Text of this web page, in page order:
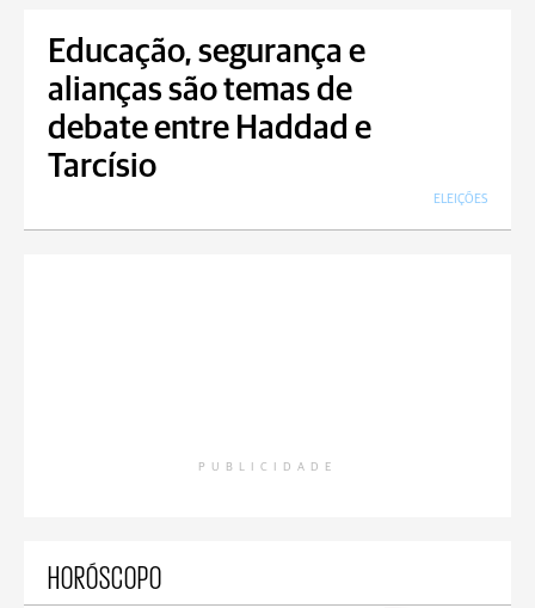
Educação, segurança e
alianças são temas de
debate entre Haddad e
Tarcísio
ELEIÇÕES
PUBLICIDADE
HORÓSCOPO